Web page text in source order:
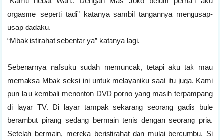
orgasme seperti tadi” katanya sambil tangannya mengusap-
usap dadaku.
“Mbak istirahat sebentar ya” katanya lagi.
Sebenarnya nafsuku sudah memuncak, tetapi aku tak mau
memaksa Mbak seksi ini untuk melayaniku saat itu juga. Kami
pun lalu kembali menonton DVD porno yang masih terpampang
di layar TV. Di layar tampak sekarang seorang gadis bule
berambut pirang sedang bermain tenis dengan seorang pria.
Setelah bermain, mereka beristirahat dan mulai bercumbu. Si